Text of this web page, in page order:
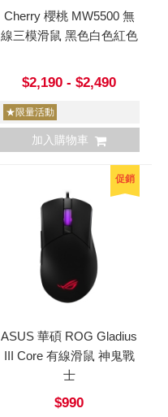
Cherry 櫻桃 MW5500 無
線三模滑鼠 黑色白色紅色
$2,190 - $2,490
★限量活動
加入購物車
促銷
ASUS 華碩 ROG Gladius
III Core 有線滑鼠 神鬼戰
士
$990